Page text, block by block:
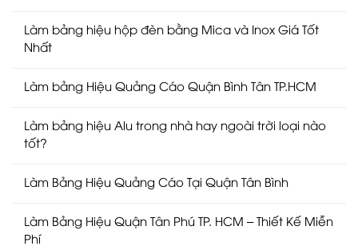
Làm bảng hiệu hộp đèn bằng Mica và Inox Giá Tốt
Nhất
Làm bảng Hiệu Quảng Cáo Quận Bình Tân TP.HCM
Làm bảng hiệu Alu trong nhà hay ngoài trời loại nào
tốt?
Làm Bảng Hiệu Quảng Cáo Tại Quận Tân Bình
Làm Bảng Hiệu Quận Tân Phú TP. HCM – Thiết Kế Miễn
Phí